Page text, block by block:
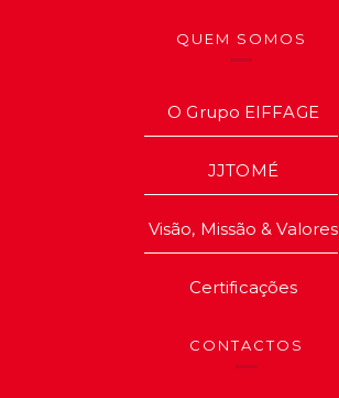
QUEM SOMOS
O Grupo EIFFAGE
JJTOMÉ
Visão, Missão & Valores
Certificações
CONTACTOS